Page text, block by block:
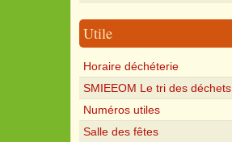
Utile
Horaire déchéterie
SMIEEOM Le tri des déchets
Numéros utiles
Salle des fêtes